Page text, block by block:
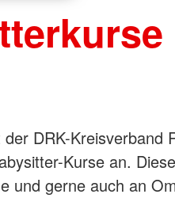
DRK-Kreisverband
Kurse an.
und gerne auch an